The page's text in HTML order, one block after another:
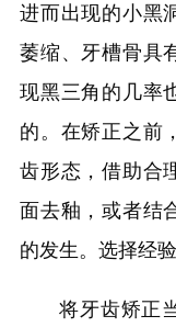
进而出现的小黑
萎缩、牙槽骨具
现黑三角的几率
的。在矫正之前
齿形态，借助合
面去釉，或者结
的发生。选择经
将牙齿矫正